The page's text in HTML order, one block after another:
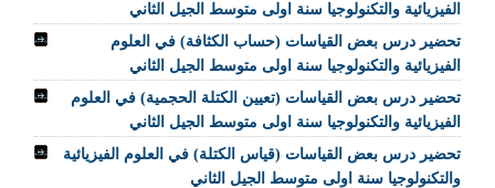
الفيزيائية والتكنولوجيا سنة اولى متوسط الجيل الثاني
تحضير درس بعض القياسات (حساب الكثافة) في العلوم
الفيزيائية والتكنولوجيا سنة اولى متوسط الجيل الثاني
تحضير درس بعض القياسات (تعيين الكتلة الحجمية) في العلوم
الفيزيائية والتكنولوجيا سنة اولى متوسط الجيل الثاني
تحضير درس بعض القياسات (قياس الكتلة) في العلوم الفيزيائية
والتكنولوجيا سنة اولى متوسط الجيل الثاني